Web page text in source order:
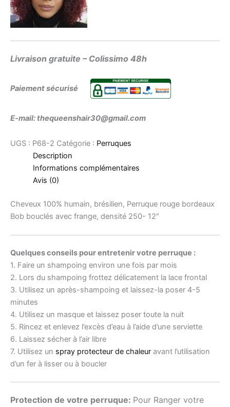
Livraison gratuite – Colissimo 48h
Paiement sécurisé
E-mail: thequeenshair30@gmail.com
UGS : P68-2 Catégorie : Perruques
Description
Informations complémentaires
Avis (0)
Cheveux 100% humain, brésilien, Perruque rouge bordeaux
Bob bouclés avec frange, densité 250- 12″
Quelques conseils pour entretenir votre perruque :
1. Faire un shampoing environ une fois par mois
2. Lors du shampoing frottez délicatement la lace frontal
3. Utilisez un après-shampoing et laissez-la poser 4-5
minutes
4. Utilisez un masque et laissez poser toute la nuit
5. Rincez et enlevez l’excès d’eau à l’aide d’une serviette
6. Laissez sécher à l’air libre
7. Utilisez un spray protecteur de chaleur avant l’utilisation
d’un fer à lisser ou à boucler
Protection de votre perruque: Pour Ranger votre